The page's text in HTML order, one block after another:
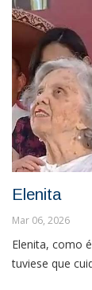
Elenita
Mar 06, 2026
Elenita, como
tuviese que